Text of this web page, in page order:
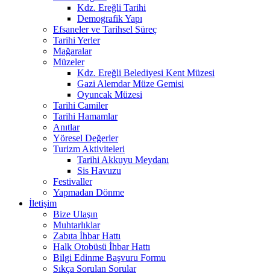
Kdz. Ereğli Tarihi
Demografik Yapı
Efsaneler ve Tarihsel Süreç
Tarihi Yerler
Mağaralar
Müzeler
Kdz. Ereğli Belediyesi Kent Müzesi
Gazi Alemdar Müze Gemisi
Oyuncak Müzesi
Tarihi Camiler
Tarihi Hamamlar
Anıtlar
Yöresel Değerler
Turizm Aktiviteleri
Tarihi Akkuyu Meydanı
Sis Havuzu
Festivaller
Yapmadan Dönme
İletişim
Bize Ulaşın
Muhtarlıklar
Zabıta İhbar Hattı
Halk Otobüsü İhbar Hattı
Bilgi Edinme Başvuru Formu
Sıkça Sorulan Sorular